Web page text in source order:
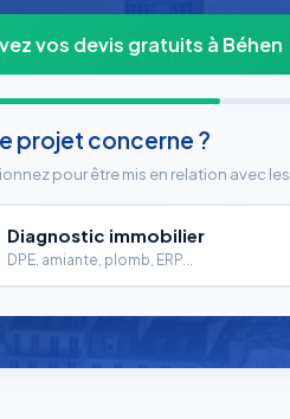
vos devis gratuits à Béhen
projet concerne ?
pour être mis en relation avec
Diagnostic immobilier
DPE, amiante, plomb, ERP...